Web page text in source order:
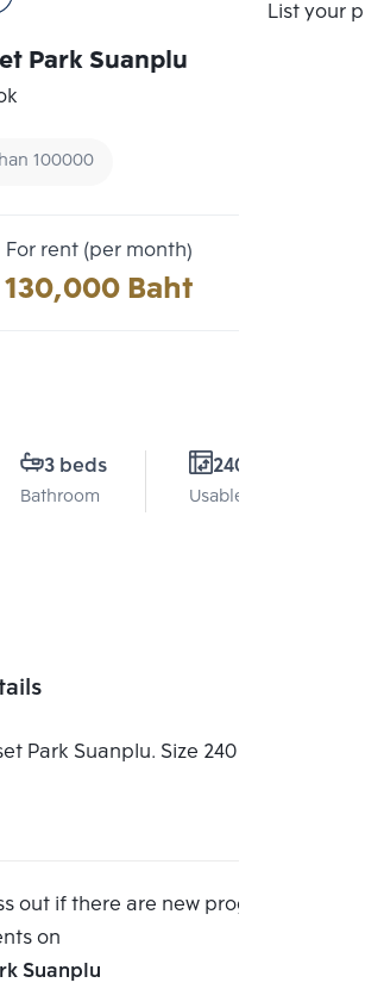
List your
Park Suanplu
100000
For rent (per month)
130,000 Baht
3 beds
Bathroom
240 Sq.m.
Usable area
Park Suanplu. Size 240 Sq.m. 3
out if there are new program
on
Suanplu